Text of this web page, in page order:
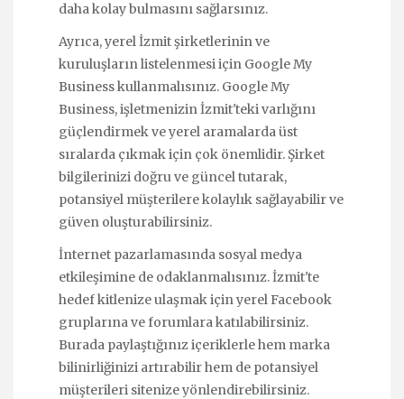
daha kolay bulmasını sağlarsınız.
Ayrıca, yerel İzmit şirketlerinin ve
kuruluşların listelenmesi için Google My
Business kullanmalısınız. Google My
Business, işletmenizin İzmit'teki varlığını
güçlendirmek ve yerel aramalarda üst
sıralarda çıkmak için çok önemlidir. Şirket
bilgilerinizi doğru ve güncel tutarak,
potansiyel müşterilere kolaylık sağlayabilir ve
güven oluşturabilirsiniz.
İnternet pazarlamasında sosyal medya
etkileşimine de odaklanmalısınız. İzmit'te
hedef kitlenize ulaşmak için yerel Facebook
gruplarına ve forumlara katılabilirsiniz.
Burada paylaştığınız içeriklerle hem marka
bilinirliğinizi artırabilir hem de potansiyel
müşterileri sitenize yönlendirebilirsiniz.